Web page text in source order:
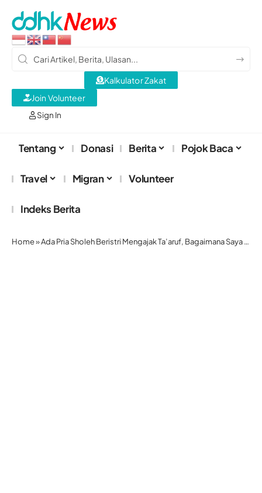
Sign In
Kalkulator Zakat
Join Volunteer
Tentang Donasi Berita Pojok Baca
Travel Migran Volunteer
Indeks Berita
Home»Ada Pria Sholeh Beristri Mengajak Ta’aruf, Bagaimana Saya Harus Bersikap?